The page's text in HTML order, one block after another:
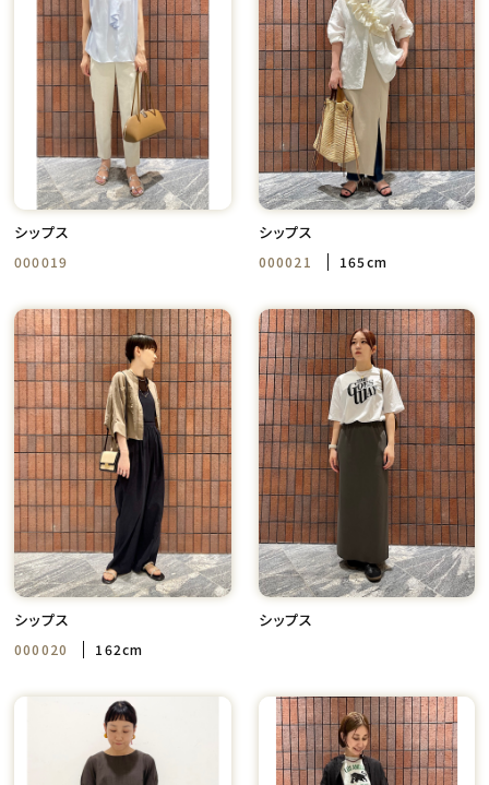
シップス
000019
シップス
000021 165cm
シップス
000020 162cm
シップス